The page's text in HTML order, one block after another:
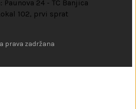
Paunova 24 - TC Banjica
102, prvi sprat
prava zadržana